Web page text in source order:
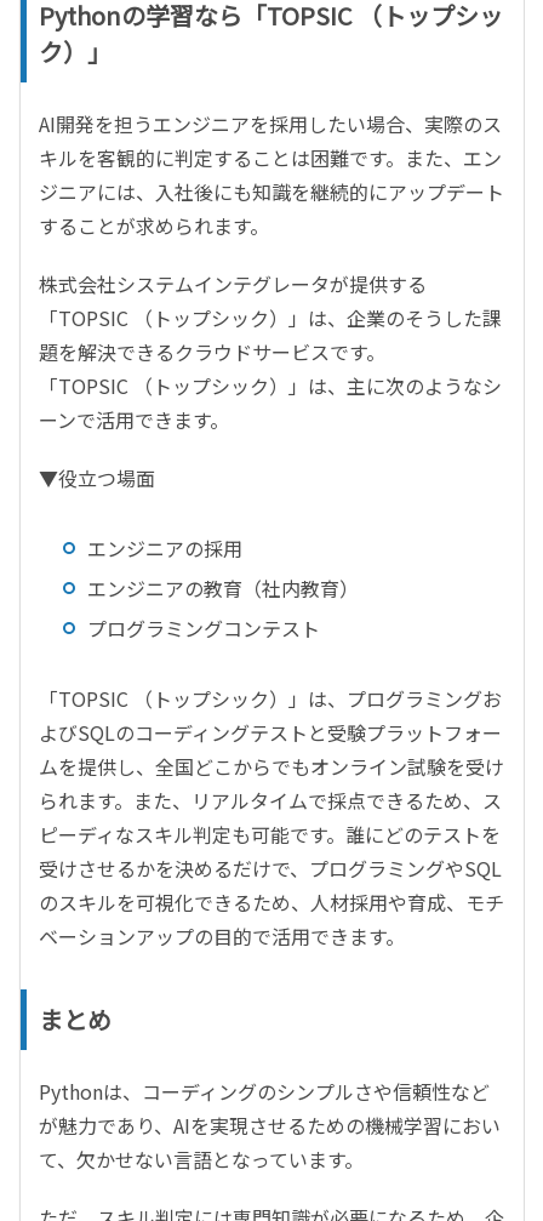
Pythonの学習なら「TOPSIC （トップシッ
ク）」
AI開発を担うエンジニアを採用したい場合、実際のス
キルを客観的に判定することは困難です。また、エン
ジニアには、入社後にも知識を継続的にアップデート
することが求められます。
株式会社システムインテグレータが提供する
「TOPSIC （トップシック）」は、企業のそうした課
題を解決できるクラウドサービスです。
「TOPSIC （トップシック）」は、主に次のようなシ
ーンで活用できます。
▼役立つ場面
エンジニアの採用
エンジニアの教育（社内教育）
プログラミングコンテスト
「TOPSIC （トップシック）」は、プログラミングお
よびSQLのコーディングテストと受験プラットフォー
ムを提供し、全国どこからでもオンライン試験を受け
られます。また、リアルタイムで採点できるため、ス
ピーディなスキル判定も可能です。誰にどのテストを
受けさせるかを決めるだけで、プログラミングやSQL
のスキルを可視化できるため、人材採用や育成、モチ
ベーションアップの目的で活用できます。
まとめ
Pythonは、コーディングのシンプルさや信頼性など
が魅力であり、AIを実現させるための機械学習におい
て、欠かせない言語となっています。